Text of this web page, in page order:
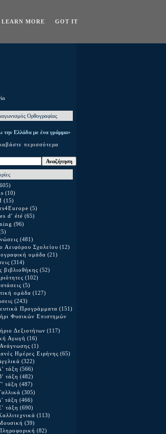
Ορθογραφίας
την Ελλάδα με ένα γράμμα»
περισσότερα
(10)
(15)
(5)
d' été (65)
(96)
(481)
Αειφόρου Σχολείου (12)
ομάδα (21)
(314)
βιβλιοθήκης (52)
(102)
(5)
ομάδα (127)
(243)
Προγράμματα (151)
Φυσικών Επιστημών
Δεξιοτήτων (117)
Αγωγή (16)
(1)
Ημέρες Ειρήνης (65)
(322)
τάξη (566)
τάξη (482)
τάξη (487)
(305)
τάξη (466)
τάξη (690)
(113)
(39)
(82)
LEARN MORE GOT IT